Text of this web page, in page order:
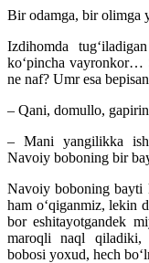
Bir odamga, bir olimga
Izdihomda
koʻpincha vayronkor…
ne naf? Umr esa
– Qani, domullo,
– Mani yangilikka
Navoiy boboning bir
Navoiy boboning bayti
ham oʻqiganmiz, lekin
bor eshitayotgandek
maroqli naql qiladiki,
bobosi yoxud, hech